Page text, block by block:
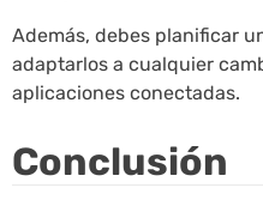
Además, debes planificar
adaptarlos a cualquier
aplicaciones conectadas.
Conclusión